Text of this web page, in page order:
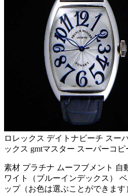
ロレックス デイトナビーチ スー
ックス gmtマスター スーパーコピ
素材 プラチナ ムーフブメント 自
ワイト（ブルーインデックス）
ップ（お色は選ぶことができま